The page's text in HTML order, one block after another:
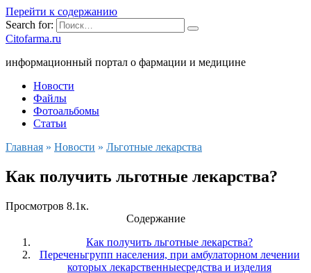
Перейти к содержанию
Search for:
Citofarma.ru
информационный портал о фармации и медицине
Новости
Файлы
Фотоальбомы
Статьи
Главная » Новости » Льготные лекарства
Как получить льготные лекарства?
Просмотров 8.1к.
Содержание
Как получить льготные лекарства?
Переченьгрупп населения, при амбулаторном лечении
которых лекарственныесредства и изделия